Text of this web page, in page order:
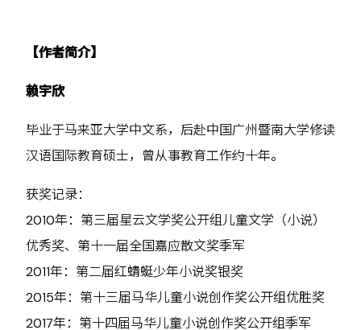
【作者简介】
赖宇欣
毕业于马来亚大学中文系，后赴中国广州暨南大学修读
汉语国际教育硕士，曾从事教育工作约十年。
获奖记录：
2010年：第三届星云文学奖公开组儿童文学（小说）
优秀奖、第十一届全国嘉应散文奖季军
2011年：第二届红蜻蜓少年小说奖银奖
2015年：第十三届马华儿童小说创作奖公开组优胜奖
2017年：第十四届马华儿童小说创作奖公开组季军